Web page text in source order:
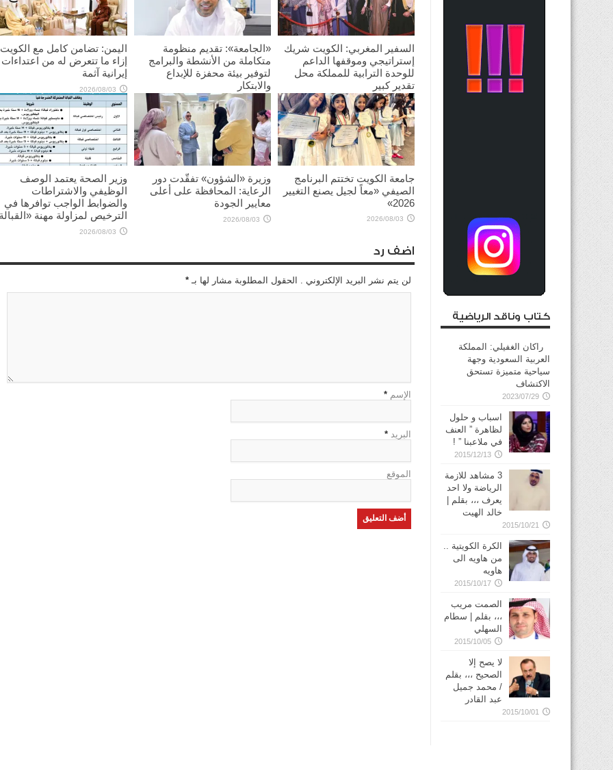
السفير المغربي: الكويت شريك
إستراتيجي وموقفها الداعم
للوحدة الترابية للمملكة محل
تقدير كبير
2026/08/03
«الجامعة»: تقديم منظومة
متكاملة من الأنشطة والبرامج
لتوفير بيئة محفزة للإبداع
والابتكار
2026/08/03
اليمن: تضامن كامل مع الكويت
إزاء ما تتعرض له من اعتداءات
إيرانية آثمة
2026/08/03
جامعة الكويت تختتم البرنامج
الصيفي «معاً لجيل يصنع التغيير
2026»
2026/08/03
وزيرة «الشؤون» تفقّدت دور
الرعاية: المحافظة على أعلى
معايير الجودة
2026/08/03
وزير الصحة يعتمد الوصف
الوظيفي والاشتراطات
والضوابط الواجب توافرها في
الترخيص لمزاولة مهنة
2026/08/03
اضف رد
لن يتم نشر البريد الإلكتروني . الحقول المطلوبة مشار لها بـ *
الإسم *
البريد *
الموقع
كتاب وناقد الرياضية
راكان الغفيلي: المملكة
العربية السعودية وجهة
سياحية متميزة تستحق
الاكتشاف
2023/07/29
اسباب و حلول
لظاهرة ” العنف
في ملاعبنا ” !
2015/12/13
3 مشاهد للازمة
الرياضة ولا احد
يعرف ،،، بقلم |
خالد الهيت
2015/10/21
الكرة الكويتية ..
من هاويه الى
هاويه
2015/10/17
الصمت مريب
،،، بقلم | سطام
السهلي
2015/10/05
لا يصح إلا
الصحيح ،،، بقلم
/ محمد جميل
عبد القادر
2015/10/01